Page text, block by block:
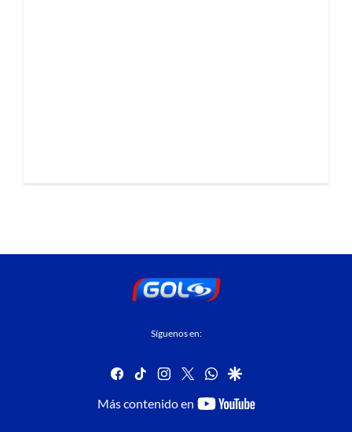
Síguenos en:
facebook
tiktok instagram
twitterwhatsapp
google
Más contenido en
youtube-